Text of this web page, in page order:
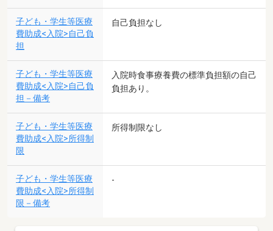
子ども・学生等医療
費助成<入院>自己負
担
自己負担なし
子ども・学生等医療
費助成<入院>自己負
担－備考
入院時食事療養費の標準負担額の自己
負担あり。
子ども・学生等医療
費助成<入院>所得制
限
所得制限なし
子ども・学生等医療
費助成<入院>所得制
限－備考
-